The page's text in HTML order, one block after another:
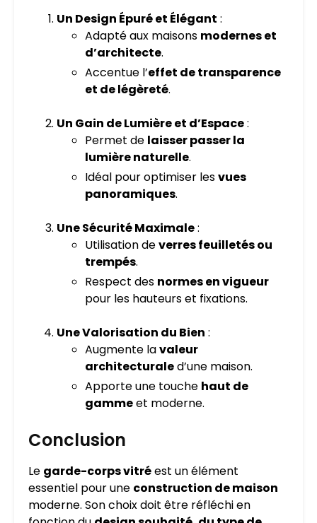
Un Design Épuré et Élégant :
Adapté aux maisons modernes et
d’architecte.
Accentue l’effet de transparence
et de légèreté.
Un Gain de Lumière et d’Espace:
Permet de laisser passer la
lumière naturelle.
Idéal pour optimiser lesvues
panoramiques.
Une Sécurité Maximale:
Utilisation deverres feuilletés ou
trempés.
Respect des normes en vigueur
pour les hauteurs et fixations.
Une Valorisation du Bien :
Augmente lavaleur
architecturaled’une maison.
Apporte une touche haut de
gammeet moderne.
Conclusion
Le garde-corps vitréest un élément
essentiel pour une construction de maison
moderne. Son choix doit être réfléchi en